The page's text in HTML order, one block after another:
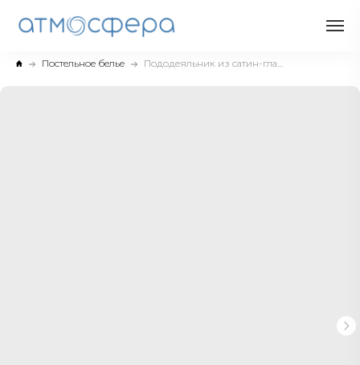
Постельное белье Пододеяльник из сатин-глади, air-jet + мерс.